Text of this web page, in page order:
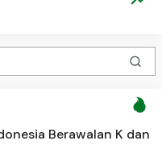
Berawalan K dan